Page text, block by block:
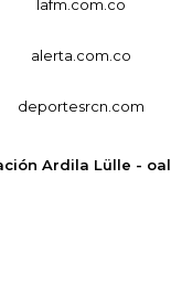
lafm.com.co
alerta.com.co
deportesrcn.com
Ardila Lülle -